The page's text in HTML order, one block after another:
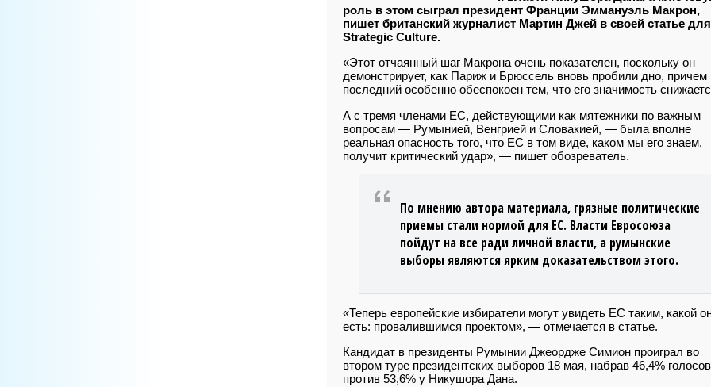
роль в этом сыграл президент Франции Эммануэль Макрон,
пишет британский журналист Мартин Джей в своей статье для
Strategic Culture.
«Этот отчаянный шаг Макрона очень показателен, поскольку он
демонстрирует, как Париж и Брюссель вновь пробили дно, причем
последний особенно обеспокоен тем, что его значимость
А с тремя членами ЕС, действующими как мятежники по важным
вопросам — Румынией, Венгрией и Словакией, — была вполне
реальная опасность того, что ЕС в том виде, каком мы его знаем,
получит критический удар», — пишет обозреватель.
По мнению автора материала, грязные политические
приемы стали нормой для ЕС. Власти Евросоюза
пойдут на все ради личной власти, а румынские
выборы являются ярким доказательством этого.
«Теперь европейские избиратели могут увидеть ЕС таким, какой
есть: провалившимся проектом», — отмечается в статье.
Кандидат в президенты Румынии Джеордже Симион проиграл во
втором туре президентских выборов 18 мая, набрав 46,4% голосов
против 53,6% у Никушора Дана.